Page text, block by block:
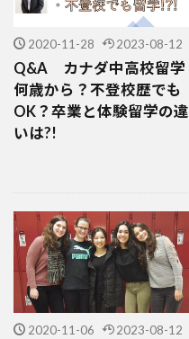
2020-11-28 2023-08-12
Q&A カナダ中高校留学
何歳から？不登校歴でも
OK？卒業と体験留学の違
いは?!
2020-11-06 2023-08-12